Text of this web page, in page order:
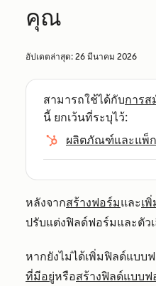
คุณ
อัปเดตล่าสุด: 26 มีนาคม 2026
สามารถใช้ได้กับการส
นี้ ยกเว้นที่ระบุไว้:
ผลิตภัณฑ์และแพ็
หลังจากสร้างฟอร์มและเพิ่
ปรับแต่งฟิลด์ฟอร์มและตัว
หากยังไม่ได้เพิ่มฟิลด์แบบ
ที่มีอยู่หรือสร้างฟิลด์แบบฟ